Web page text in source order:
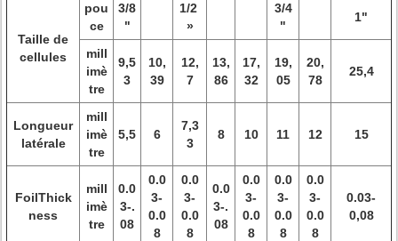
Taille de
cellules
pou
ce
3/8
"
1/2
»
3/4
"
1"
mill
imè
tre
9,5
3
10,
39
12,
7
13,
86
17,
32
19,
05
20,
78
25,4
Longueur
latérale
mill
imè
tre
5,5 6
7,3
3
8 10 11 12 15
FoilThick
ness
mill
imè
tre
0.0
3-.
08
0.0
3-
0.0
8
0.0
3-
0.0
8
0.0
3-.
08
0.0
3-
0.0
8
0.0
3-
0.0
8
0.0
3-
0.0
8
0.03-
0,08